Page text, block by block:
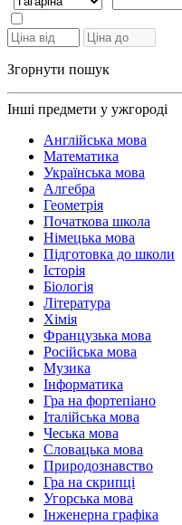
Згорнути пошук
Інші предмети у ужгороді
Англійська мова
Математика
Українська мова
Алгебра
Геометрія
Початкова школа
Німецька мова
Підготовка до школи
Історія
Біологія
Література
Хімія
Французька мова
Російська мова
Музика
Інформатика
Гра на фортепіано
Італійська мова
Чеська мова
Словацька мова
Природознавство
Гра на скрипці
Угорська мова
Інженерна графіка